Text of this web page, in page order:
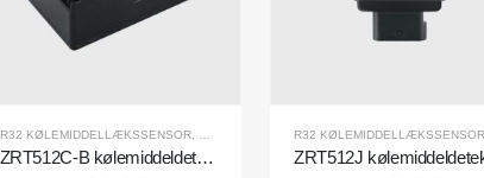
R32 KØLEMIDDELLÆKSSENSOR, R290 KØLEMIDDELLÆKSSENSOR , R454B
ZRT512C-B kølemiddeldetekteringsmodul | Lav spænding NDIR gassensor til R32, R454B, R290
R32 KØLEMIDDELLÆKSSENSOR
R454B -sensor